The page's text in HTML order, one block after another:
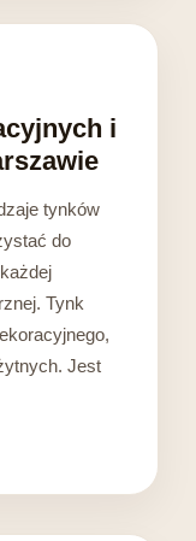
i
tynków
do
Tynk
Jest